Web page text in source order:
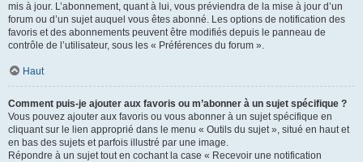
mis à jour. L’abonnement, quant à lui, vous préviendra de la mise à jour d’un
forum ou d’un sujet auquel vous êtes abonné. Les options de notification des
favoris et des abonnements peuvent être modifiés depuis le panneau de
contrôle de l’utilisateur, sous les « Préférences du forum ».
Haut
Comment puis-je ajouter aux favoris ou m’abonner à un sujet spécifique ?
Vous pouvez ajouter aux favoris ou vous abonner à un sujet spécifique en
cliquant sur le lien approprié dans le menu « Outils du sujet », situé en haut et
en bas des sujets et parfois illustré par une image.
Répondre à un sujet tout en cochant la case « Recevoir une notification